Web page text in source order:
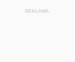
REKLAMA